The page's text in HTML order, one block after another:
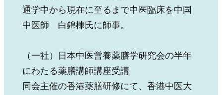
通学中から現在に至るまで中医臨床を中国
中医師 白錦棟氏に師事。
（一社）日本中医営養薬膳学研究会の半年
にわたる薬膳講師講座受講
同会主催の香港薬膳研修にて、香港中医大